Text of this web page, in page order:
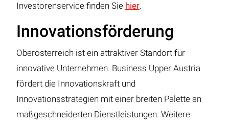
Investorenservice finden Sie hier.
Innovationsförderung
Oberösterreich ist ein attraktiver Standort für
innovative Unternehmen. Business Upper Austria
fördert die Innovationskraft und
Innovationsstrategien mit einer breiten Palette an
maßgeschneiderten Dienstleistungen. Weitere